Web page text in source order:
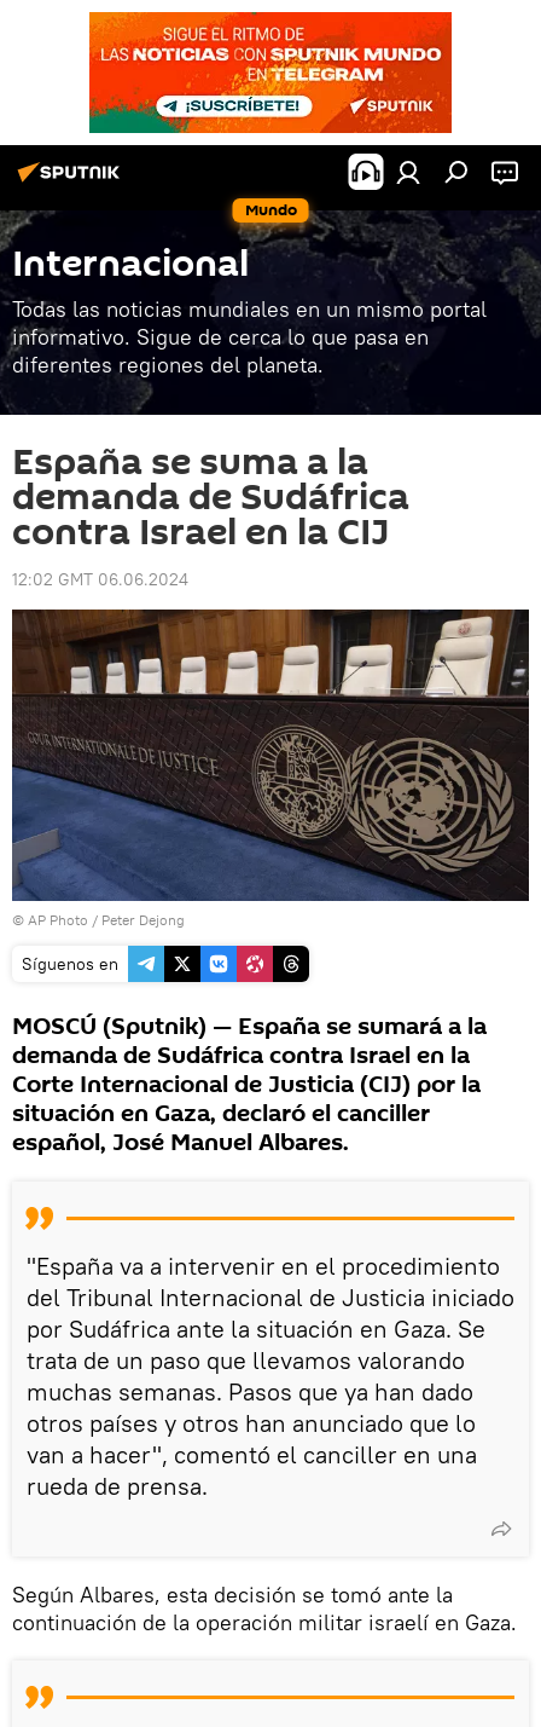
Mundo
Internacional
Todas las noticias mundiales en un mismo portal
informativo. Sigue de cerca lo que pasa en
diferentes regiones del planeta.
España se suma a la
demanda de Sudáfrica
contra Israel en la CIJ
12:02 GMT 06.06.2024
© AP Photo / Peter Dejong
Síguenos en
MOSCÚ (Sputnik) — España se sumará a la
demanda de Sudáfrica contra Israel en la
Corte Internacional de Justicia (CIJ) por la
situación en Gaza, declaró el canciller
español, José Manuel Albares.
"España va a intervenir en el procedimiento
del Tribunal Internacional de Justicia iniciado
por Sudáfrica ante la situación en Gaza. Se
trata de un paso que llevamos valorando
muchas semanas. Pasos que ya han dado
otros países y otros han anunciado que lo
van a hacer", comentó el canciller en una
rueda de prensa.
Según Albares, esta decisión se tomó ante la
continuación de la operación militar israelí en Gaza.